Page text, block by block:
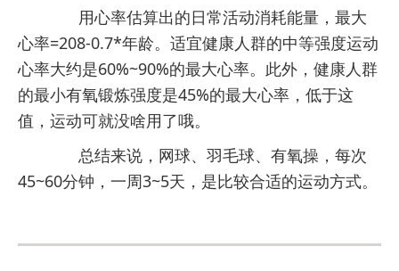
用心率估算出的日常活动消耗能量，最大
心率=208-0.7*年龄。适宜健康人群的中等强度运动
心率大约是60%~90%的最大心率。此外，健康人群
的最小有氧锻炼强度是45%的最大心率，低于这
值，运动可就没啥用了哦。
总结来说，网球、羽毛球、有氧操，每次
45~60分钟，一周3~5天，是比较合适的运动方式。